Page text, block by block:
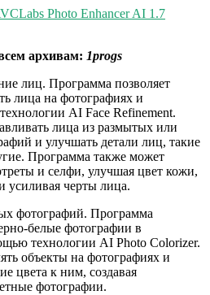
Photo Enhancer AI 1.7
архивам: 1progs
лиц. Программа позволяет
лица на фотографиях и
AI Face Refinement.
лица из размытых или
и улучшать детали лиц, такие
Программа также может
и селфи, улучшая цвет кожи,
усиливая черты лица.
фотографий. Программа
белые фотографии в
технологии AI Photo Colorizer.
объекты на фотографиях и
цвета к ним, создавая
фотографии.